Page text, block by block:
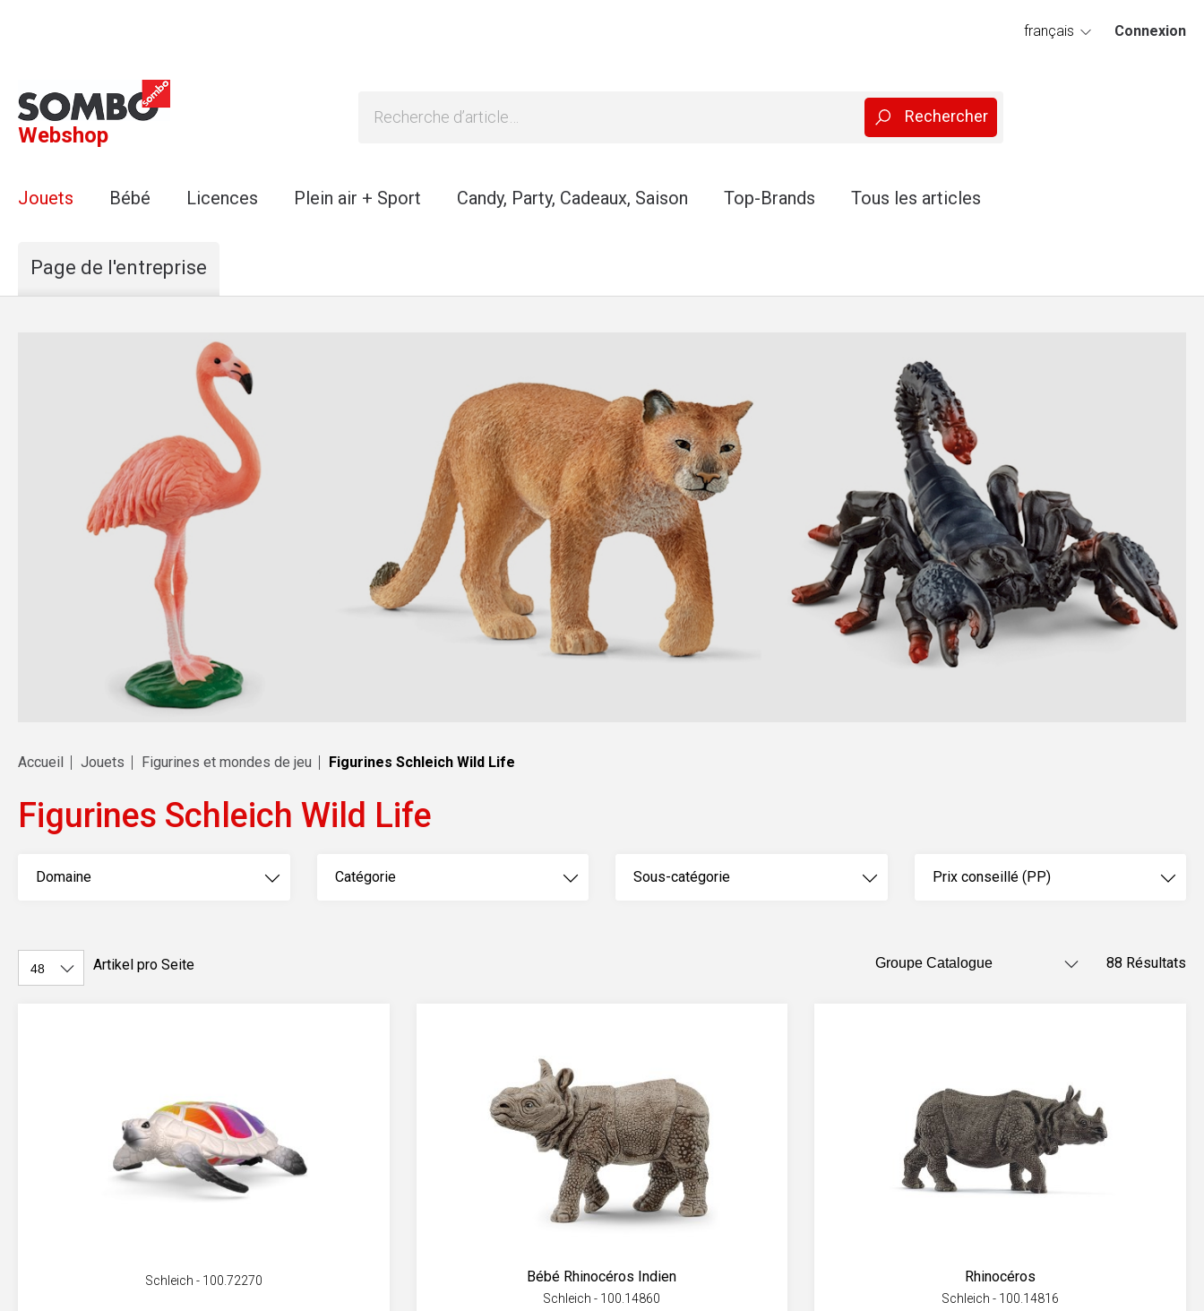
français
Connexion
Webshop
Jouets Bébé Licences Plein air + Sport Candy, Party, Cadeaux, Saison Top-Brands Tous les articles
Page de l'entreprise
Accueil Jouets Figurines et mondes de jeu Figurines Schleich Wild Life
Figurines Schleich Wild Life
Domaine Catégorie Sous-catégorie Prix conseillé (PP)
Artikel pro Seite 88 Résultats
Schleich - 100.72270 Bébé Rhinocéros Indien
Schleich - 100.14860
Rhinocéros
Schleich - 100.14816